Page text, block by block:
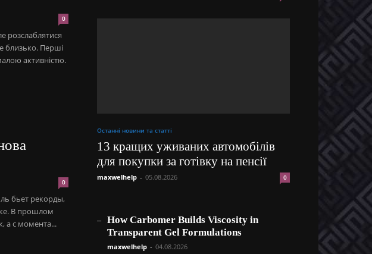
0
розслаблятися
близько. Перші
активністю.
0
бьет рекорды,
В прошлом
а с момента...
Останні новини та статті
13 кращих уживаних автомобілів
для покупки за готівку на пенсії
maxwelhelp - 05.08.2026 0
How Carbomer Builds Viscosity in
Transparent Gel Formulations
maxwelhelp - 04.08.2026